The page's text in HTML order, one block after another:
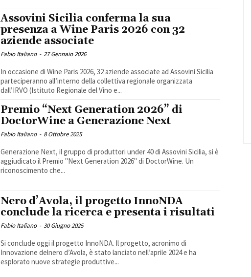
Assovini Sicilia conferma la sua
presenza a Wine Paris 2026 con 32
aziende associate
Fabio Italiano - 27 Gennaio 2026
In occasione di Wine Paris 2026, 32 aziende associate ad Assovini Sicilia
parteciperanno all’interno della collettiva regionale organizzata
dall’IRVO (Istituto Regionale del Vino e...
Premio “Next Generation 2026” di
DoctorWine a Generazione Next
Fabio Italiano - 8 Ottobre 2025
Generazione Next, il gruppo di produttori under 40 di Assovini Sicilia, si è
aggiudicato il Premio "Next Generation 2026" di DoctorWine. Un
riconoscimento che...
Nero d’Avola, il progetto InnoNDA
conclude la ricerca e presenta i risultati
Fabio Italiano - 30 Giugno 2025
Si conclude oggi il progetto InnoNDA. Il progetto, acronimo di
Innovazione delnero d’Avola, è stato lanciato nell’aprile 2024 e ha
esplorato nuove strategie produttive...